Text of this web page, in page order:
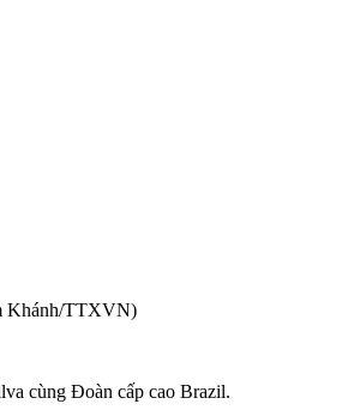
Khánh/TTXVN)
cùng Đoàn cấp cao Brazil.